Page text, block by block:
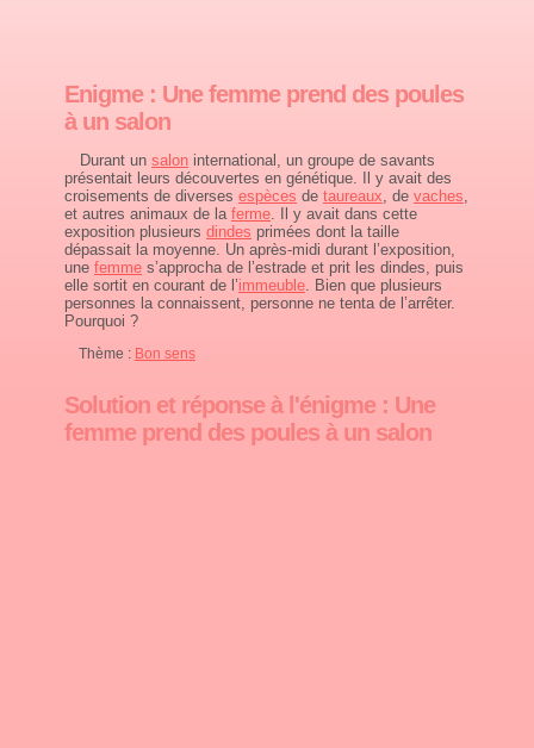
Enigme : Une femme prend des poules
à un salon
Durant un salon international, un groupe de savants
présentait leurs découvertes en génétique. Il y avait des
croisements de diverses espèces de taureaux, de vaches,
et autres animaux de la ferme. Il y avait dans cette
exposition plusieurs dindes primées dont la taille
dépassait la moyenne. Un après-midi durant l’exposition,
une femme s’approcha de l’estrade et prit les dindes, puis
elle sortit en courant de l’immeuble. Bien que plusieurs
personnes la connaissent, personne ne tenta de l’arrêter.
Pourquoi ?
Thème : Bon sens
Solution et réponse à l'énigme : Une
femme prend des poules à un salon